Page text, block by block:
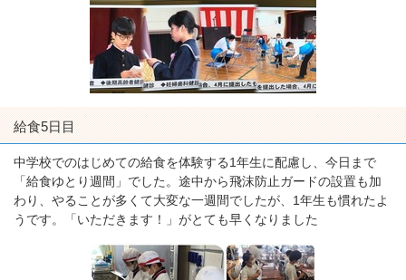
給食5日目
中学校でのはじめての給食を体験する1年生に配慮し、今日まで
「給食ゆとり週間」でした。途中から飛沫防止ガードの設置も加
わり、やることが多くて大変な一週間でしたが、1年生も慣れたよ
うです。「いただきます！」がとても早くなりました